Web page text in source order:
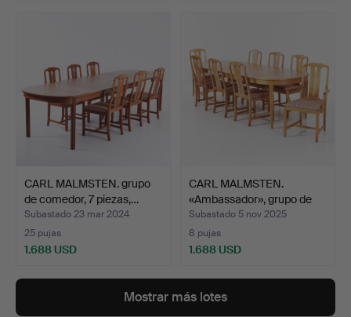
CARL MALMSTEN. grupo
de comedor, 7 piezas,…
Subastado 23 mar 2024
25 pujas
1.688 USD
CARL MALMSTEN.
«Ambassador», grupo de
come…
Subastado 5 nov 2025
8 pujas
1.688 USD
Mostrar más lotes